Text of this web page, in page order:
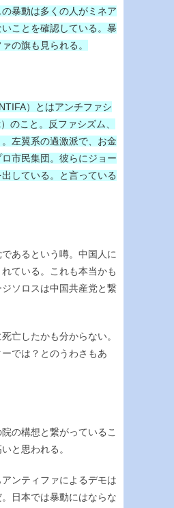
暴動は多くの人がミネア
ことを確認している。暴
の旗も見られる。
）とはアンチファシ
のこと。反ファシズム、
左翼系の過激派で、お金
市民集団。彼らにジョー
している。と言っている
あるという噂。中国人に
ている。これも本当かも
ソロスは中国共産党と繋
亡したかも分からない。
では？とのうわさもあ
の構想と繋がっているこ
と思われる。
ンティファによるデモは
日本では暴動にはならな